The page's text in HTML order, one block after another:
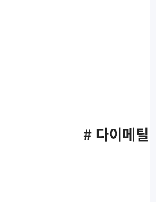
# 다이메틸